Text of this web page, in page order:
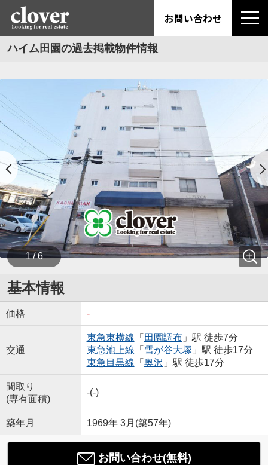
お問い合わせ
ハイム田園の過去掲載物件情報
1 / 6
基本情報
価格 -
交通
東急東横線 「 田園調布」駅 徒歩7分
東急池上線 「 雪が谷大塚 」駅 徒歩17分
東急目黒線 「 奥沢 」駅 徒歩17分
間取り
(専有面積)
-(-)
築年月 1969年 3月(築57年)
お問い合わせ(無料)